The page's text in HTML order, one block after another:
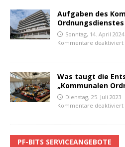
Aufgaben des
Sonntag, 14. April 2024
Kommentare deaktiviert
Was taugt die
„Kommunalen
Dienstag, 25. Juli 2023
Kommentare deaktiviert
PF-BITS SERVICEANGEBOTE